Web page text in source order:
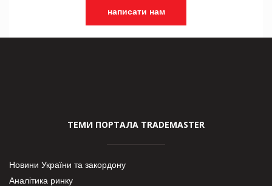
написати нам
ТЕМИ ПОРТАЛА TRADEMASTER
Новини України та закордону
Аналітика ринку